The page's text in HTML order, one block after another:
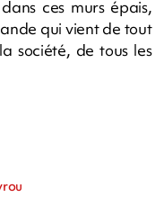
ces murs épais,
qui vient de tout
société, de tous les